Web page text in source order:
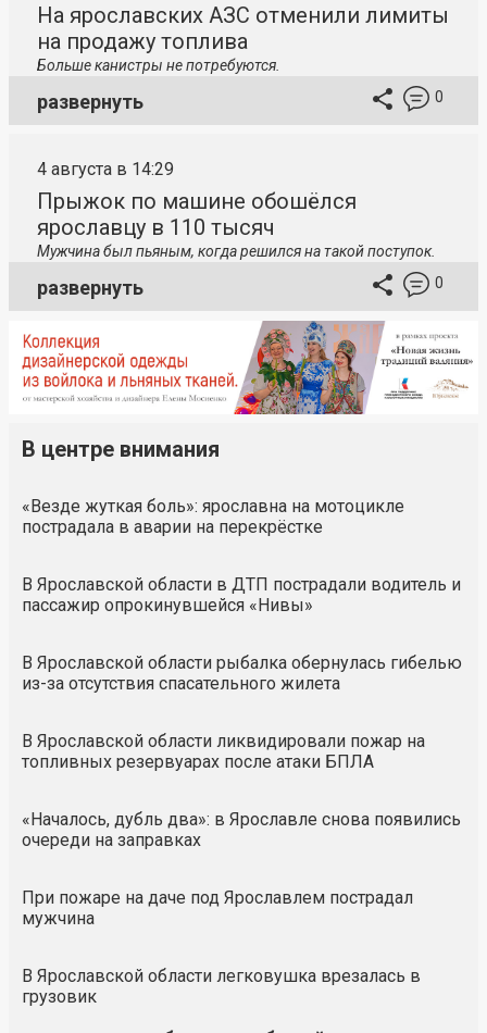
На ярославских АЗС отменили лимиты
на продажу топлива
Больше канистры не потребуются.
развернуть 0
4 августа в 14:29
Прыжок по машине обошёлся
ярославцу в 110 тысяч
Мужчина был пьяным, когда решился на такой поступок.
развернуть 0
В центре внимания
«Везде жуткая боль»: ярославна на мотоцикле
пострадала в аварии на перекрёстке
В Ярославской области в ДТП пострадали водитель и
пассажир опрокинувшейся «Нивы»
В Ярославской области рыбалка обернулась гибелью
из-за отсутствия спасательного жилета
В Ярославской области ликвидировали пожар на
топливных резервуарах после атаки БПЛА
«Началось, дубль два»: в Ярославле снова появились
очереди на заправках
При пожаре на даче под Ярославлем пострадал
мужчина
В Ярославской области легковушка врезалась в
грузовик